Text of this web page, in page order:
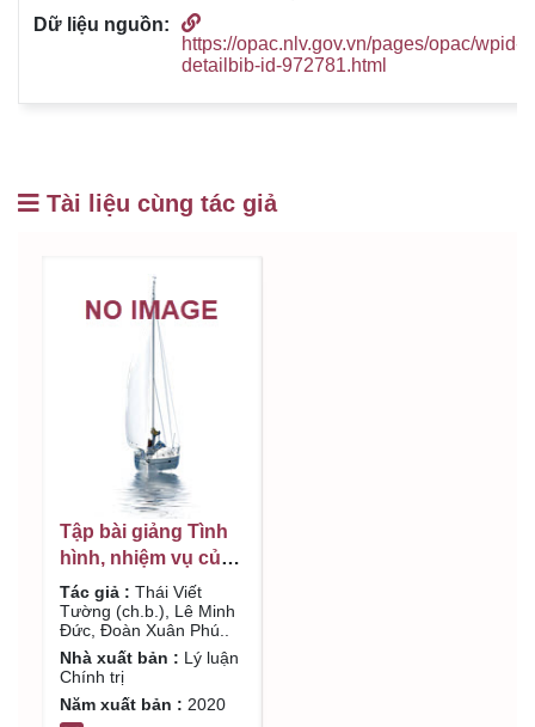
https://opac.nlv.gov.vn/pages/opac/wpid-
detailbib-id-972781.html
Tài liệu cùng tác giả
Tập bài giảng Tình
hình, nhiệm vụ của
tỉnh Quảng Nam:
Thuộc Chương
trình đào tạo Trung
cấp lý luận chính trị
- hành chính/ Thái
Viết Tường (ch.b.),
Tác giả : Thái Viết
Tường (ch.b.), Lê Minh
Đức, Đoàn Xuân Phú..
Nhà xuất bản : Lý luận
Chính trị
Năm xuất bản : 2020